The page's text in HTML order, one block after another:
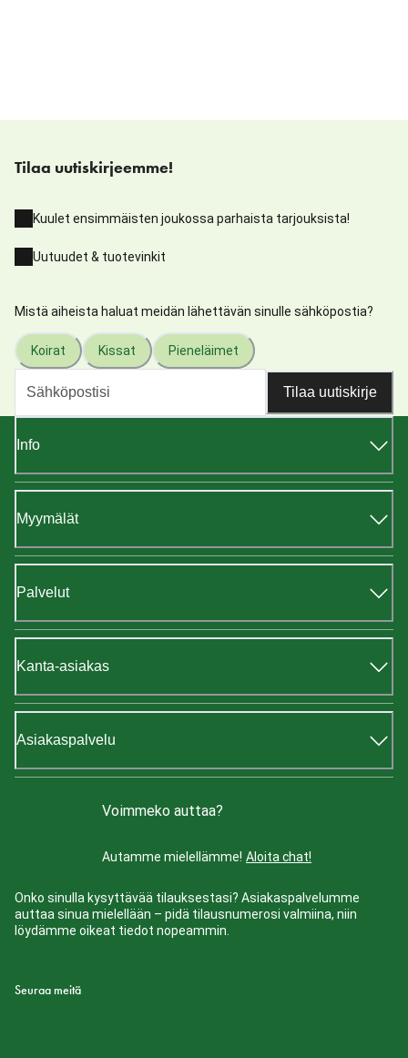
Tilaa uutiskirjeemme!
Kuulet ensimmäisten joukossa parhaista tarjouksista!
Uutuudet & tuotevinkit
Mistä aiheista haluat meidän lähettävän sinulle sähköpostia?
Koirat Kissat Pieneläimet
Tilaa uutiskirje
Info
Myymälät
Palvelut
Kanta-asiakas
Asiakaspalvelu
Voimmeko auttaa?
Autamme mielellämme! Aloita chat!
Onko sinulla kysyttävää tilauksestasi? Asiakaspalvelumme
auttaa sinua mielellään – pidä tilausnumerosi valmiina, niin
löydämme oikeat tiedot nopeammin.
Seuraa meitä